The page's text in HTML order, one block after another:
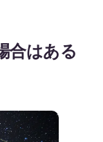
合はある